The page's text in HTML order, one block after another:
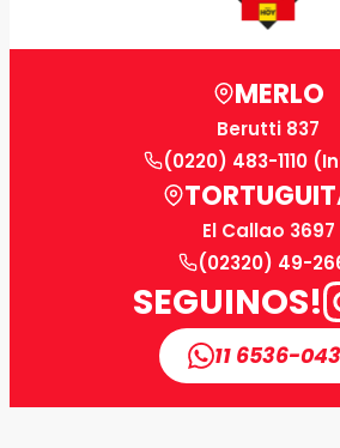
MERLO
Berutti 837
(0220) 483-1110
El Callao 3697
(02320) 49-
SEGUINOS!
11 6536-